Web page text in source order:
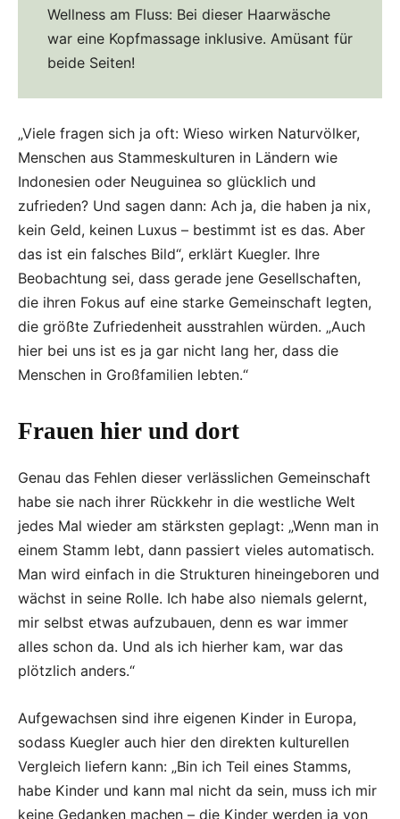
Wellness am Fluss: Bei dieser Haarwäsche
war eine Kopfmassage inklusive. Amüsant für
beide Seiten!
„Viele fragen sich ja oft: Wieso wirken Naturvölker,
Menschen aus Stammeskulturen in Ländern wie
Indonesien oder Neuguinea so glücklich und
zufrieden? Und sagen dann: Ach ja, die haben ja nix,
kein Geld, keinen Luxus – bestimmt ist es das. Aber
das ist ein falsches Bild“, erklärt Kuegler. Ihre
Beobachtung sei, dass gerade jene Gesellschaften,
die ihren Fokus auf eine starke Gemeinschaft legten,
die größte Zufriedenheit ausstrahlen würden. „Auch
hier bei uns ist es ja gar nicht lang her, dass die
Menschen in Großfamilien lebten.“
Frauen hier und dort
Genau das Fehlen dieser verlässlichen Gemeinschaft
habe sie nach ihrer Rückkehr in die westliche Welt
jedes Mal wieder am stärksten geplagt: „Wenn man in
einem Stamm lebt, dann passiert vieles automatisch.
Man wird einfach in die Strukturen hineingeboren und
wächst in seine Rolle. Ich habe also niemals gelernt,
mir selbst etwas aufzubauen, denn es war immer
alles schon da. Und als ich hierher kam, war das
plötzlich anders.“
Aufgewachsen sind ihre eigenen Kinder in Europa,
sodass Kuegler auch hier den direkten kulturellen
Vergleich liefern kann: „Bin ich Teil eines Stamms,
habe Kinder und kann mal nicht da sein, muss ich mir
keine Gedanken machen – die Kinder werden ja von